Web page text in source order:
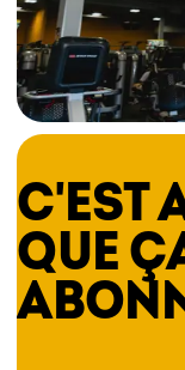
C'EST
QUE